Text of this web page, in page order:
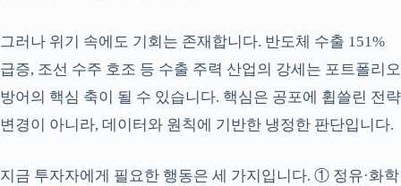
그러나 위기 속에도 기회는 존재합니다. 반도체 수출 151%
급증, 조선 수주 호조 등 수출 주력 산업의 강세는 포트폴리오
방어의 핵심 축이 될 수 있습니다. 핵심은 공포에 휩쓸린 전략
변경이 아니라, 데이터와 원칙에 기반한 냉정한 판단입니다.
지금 투자자에게 필요한 행동은 세 가지입니다. ① 정유·화학